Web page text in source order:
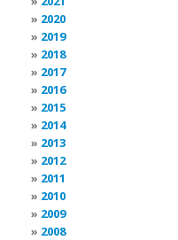
2020
2019
2018
2017
2016
2015
2014
2013
2012
2011
2010
2009
2008